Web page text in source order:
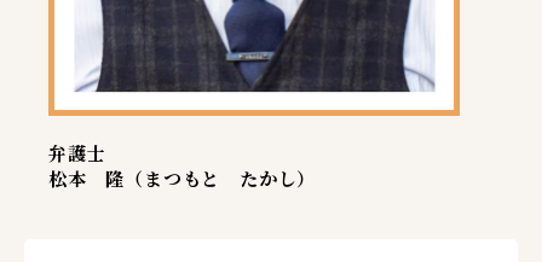
弁護士
松本 隆（まつもと たかし）